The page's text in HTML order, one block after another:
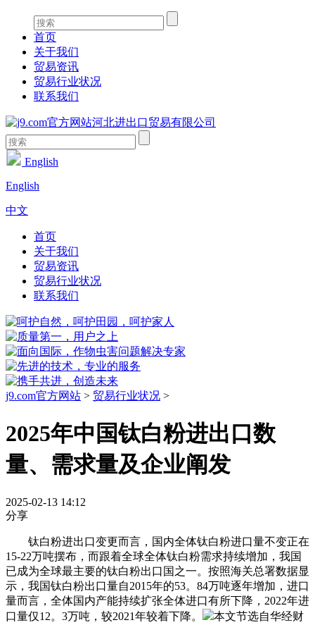
首页
关于我们
贸易资讯
贸易行业状况
联系我们
English
English
中文
首页
关于我们
贸易资讯
贸易行业状况
联系我们
j9.com官方网站 > 贸易行业状况 >
2025年中国钛白粉进出口数
量、需求量及企业阐发
2025-02-13 14:12
分享
钛白粉进出口变更而言，国内全体钛白粉进口量不变正在
15-22万吨摆布，而跟着全球全体钛白粉需求持续增加，我国
已成为全球最主要的钛白粉出口国之一。按照海关总署数据显
示，我国钛白粉出口量自2015年的53。84万吨逐年增加，进口
量而言，全体国内产能持续扩张全体进口有所下降，2022年进
口量仅12。3万吨，较2021年较着下降。
本文节选自华经财